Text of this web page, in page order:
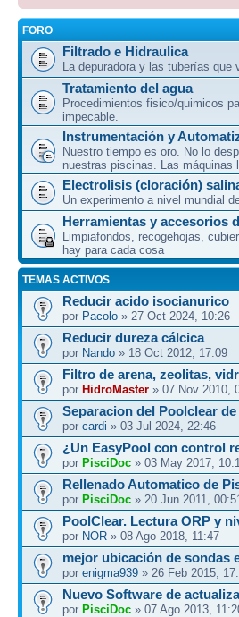
FORO
Filtrado e Hidraulica
La depuradora y las tuberías que
Tratamiento del agua
Procedimientos fisico/quimicos
impecable.
Instrumentación y
Nuestro tiempo es oro. No lo
nuestras piscinas. Las máquinas
Electrolisis (cloración)
Un experimento a nivel mundial
Herramientas y accesorios
Limpiafondos, recogehojas,
hay para cada cosa
TEMAS ACTIVOS
Reducir acido isocianurico
por Pacolo » 27 Oct 2024, 10:26
Reducir dureza cálcica
por Nando » 18 Oct 2012, 17:09
Filtro de arena, zeolitas,
por HidroMaster » 07 Nov 2010,
Separacion del Poolclear
por cardi » 03 Jul 2024, 22:46
¿Un EasyPool con control
por PisciDoc » 03 May 2017,
Rellenado Automatico de
por PisciDoc » 20 Jun 2011,
PoolClear. Lectura ORP y
por NOR » 08 Ago 2018, 11:47
mejor ubicación de sondas
por enigma939 » 26 Feb 2015,
Nuevo Software de
por PisciDoc » 07 Ago 2013,